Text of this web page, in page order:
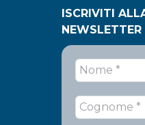
ISCRIVITI
NEWSLETTER